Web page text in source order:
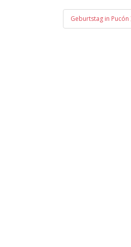
Geburtstag in Pucón